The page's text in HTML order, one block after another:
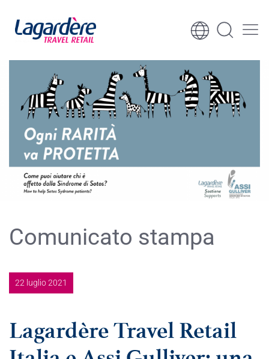
Vai al contenuto
Comunicato stampa
22 luglio 2021
Lagardère Travel Retail